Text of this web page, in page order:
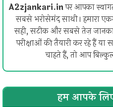
A2zjankari.inपर आपका
सबसे भरोसेमंद साथी। हमारा
सही, सटीक और सबसे तेज़
परीक्षाओं की तैयारी कर रहे हैं
चाहते हैं, तो आप
हम आपके